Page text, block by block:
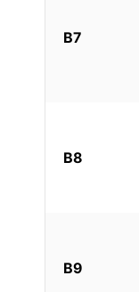
B7
B8
B9